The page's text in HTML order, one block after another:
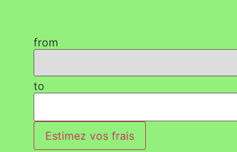
from
to
Estimez vos frais